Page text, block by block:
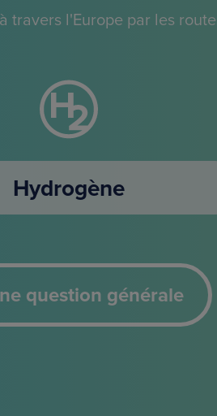
l'Europe par les
Hydrogène
question générale